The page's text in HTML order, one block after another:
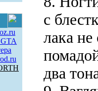
с
лака не
два